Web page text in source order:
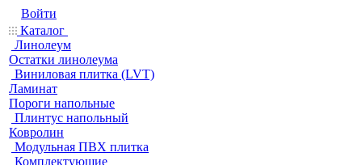
Войти
Каталог
Линолеум
Остатки линолеума
Виниловая плитка (LVT)
Ламинат
Пороги напольные
Плинтус напольный
Ковролин
Модульная ПВХ плитка
Комплектующие